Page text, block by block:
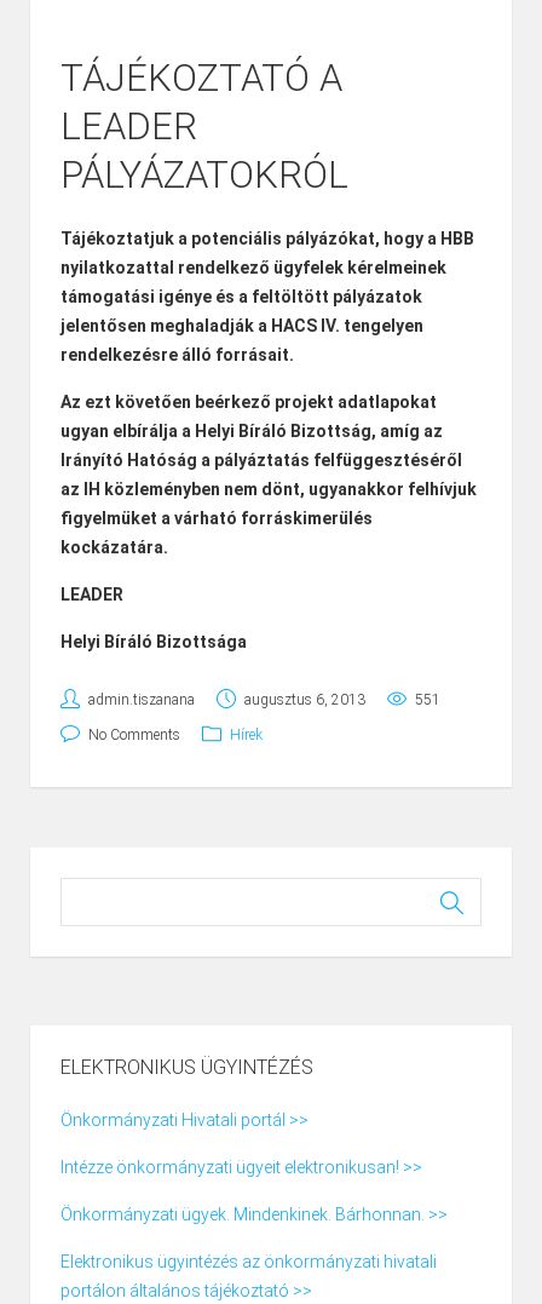
TÁJÉKOZTATÓ A
LEADER
PÁLYÁZATOKRÓL
Tájékoztatjuk a potenciális pályázókat, hogy a HBB
nyilatkozattal rendelkező ügyfelek kérelmeinek
támogatási igénye és a feltöltött pályázatok
jelentősen meghaladják a HACS IV. tengelyen
rendelkezésre álló forrásait.
Az ezt követően beérkező projekt adatlapokat
ugyan elbírálja a Helyi Bíráló Bizottság, amíg az
Irányító Hatóság a pályáztatás felfüggesztéséről
az IH közleményben nem dönt, ugyanakkor felhívjuk
figyelmüket a várható forráskimerülés
kockázatára.
LEADER
Helyi Bíráló Bizottsága
admin.tiszanana augusztus 6, 2013 551
No Comments Hírek
ELEKTRONIKUS ÜGYINTÉZÉS
Önkormányzati Hivatali portál >>
Intézze önkormányzati ügyeit elektronikusan! >>
Önkormányzati ügyek. Mindenkinek. Bárhonnan. >>
Elektronikus ügyintézés az önkormányzati hivatali
portálon általános tájékoztató >>